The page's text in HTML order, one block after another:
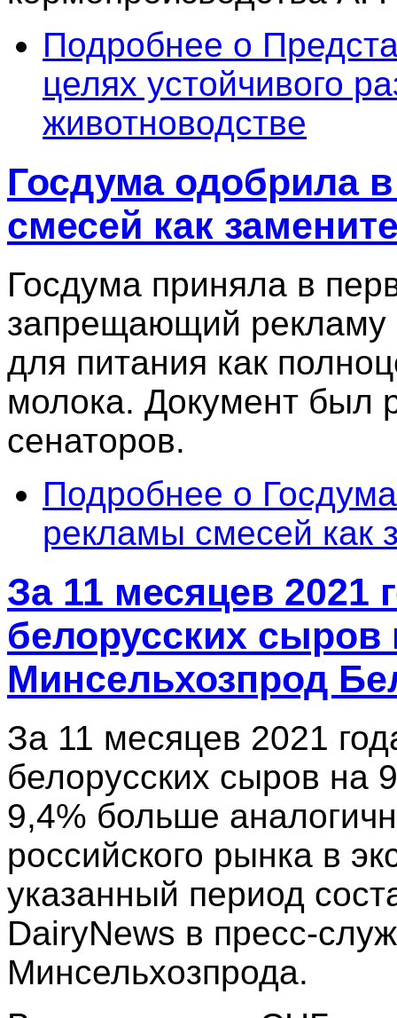
Подробнее о
целях устойчивого
животноводстве
Госдума одобрила
смесей как
Госдума приняла в
запрещающий рекламу
для питания как
молока. Документ был
сенаторов.
Подробнее о
рекламы смесей как
За 11 месяцев 2021
белорусских
Минсельхозпрод
За 11 месяцев 2021
белорусских сыров на
9,4% больше
российского рынка в
указанный период
DairyNews в пресс-
Минсельхозпрода.